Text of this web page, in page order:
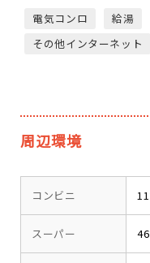
電気コンロ 給湯
その他インターネット
周辺環境
コンビニ
スーパー